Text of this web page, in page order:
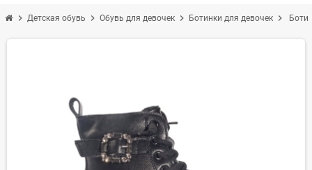
chevron_right Детская обувь chevron_right Обувь для девочек chevron_right Ботинки для девочек chevron_right